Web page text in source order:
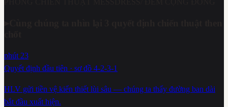
phút 23
Quyết định đầu tiên · sơ đồ 4-2-3-1
HLV gửi tiền vệ kiến thiết lùi sâu — chúng ta thấy đường ban dài
bắt đầu xuất hiện.